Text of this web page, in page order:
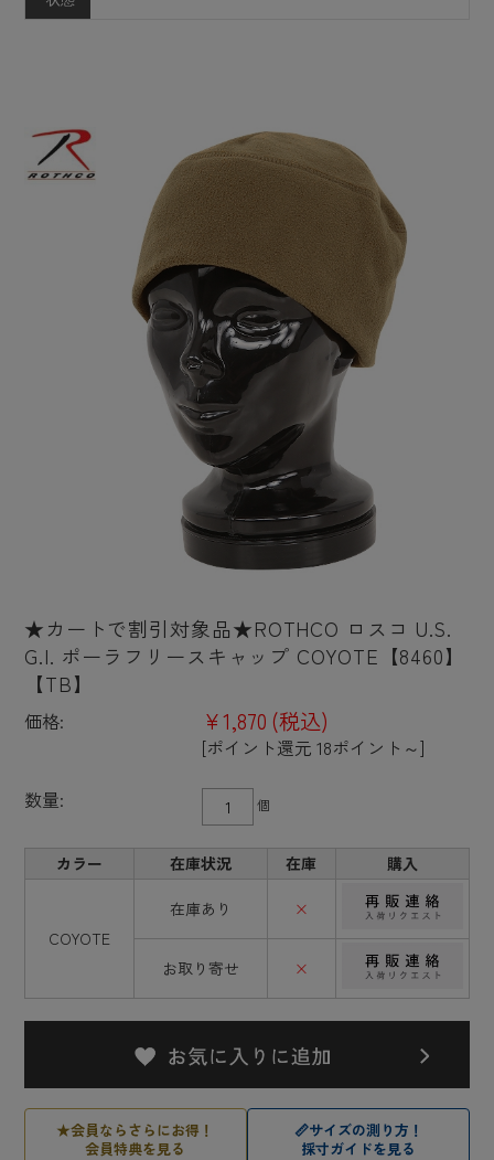
★カートで割引対象品★ROTHCO ロスコ U.S.
G.I. ポーラフリースキャップ COYOTE【8460】
【TB】
価格: ¥1,870 (税込)
[ポイント還元 18ポイント～]
数量:
個
カラー 在庫状況 在庫 購入
COYOTE
在庫あり ×
お取り寄せ ×
★会員ならさらにお得！
会員特典を見る
📏サイズの測り方！
採寸ガイドを見る